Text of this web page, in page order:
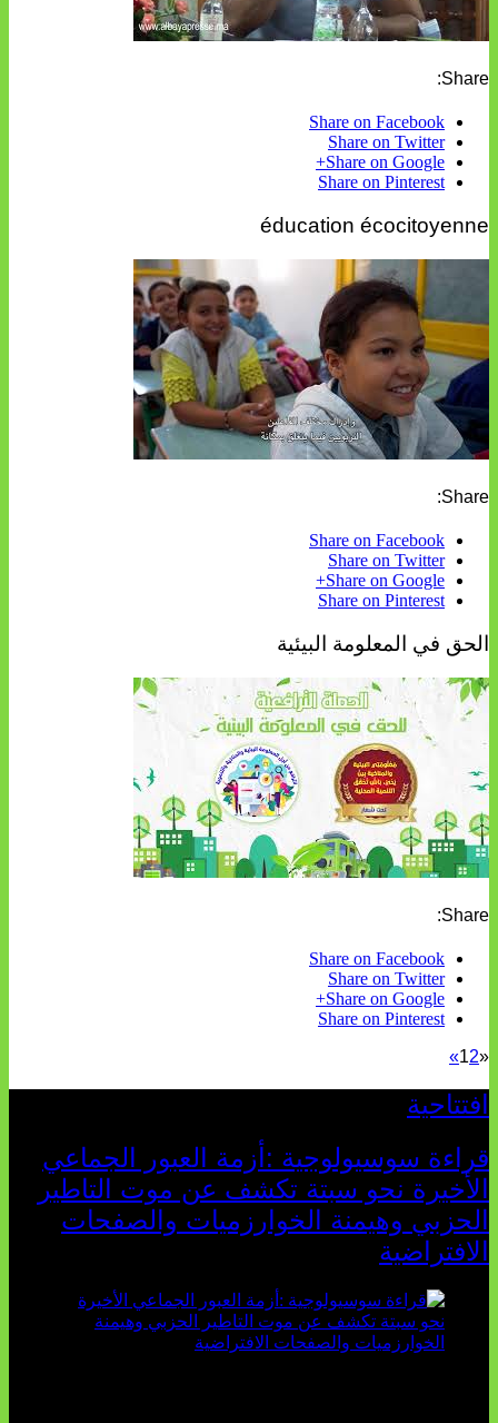
Share:
Share on Facebook
Share on Twitter
Share on Google+
Share on Pinterest
éducation écocitoyenne
Share:
Share on Facebook
Share on Twitter
Share on Google+
Share on Pinterest
الحق في المعلومة البيئية
Share:
Share on Facebook
Share on Twitter
Share on Google+
Share on Pinterest
«
12
»
افتتاحية
قراءة سوسيولوجية :أزمة العبور الجماعي
الأخيرة نحو سبتة تكشف عن موت التاطير
الحزبي وهيمنة الخوارزميات والصفحات
الافتراضية